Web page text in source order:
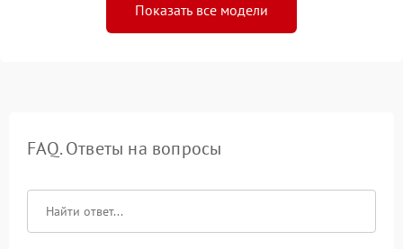
Показать все модели
FAQ. Ответы на вопросы